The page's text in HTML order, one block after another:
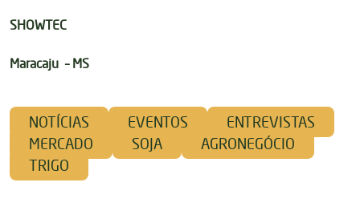
SHOWTEC
Maracaju – MS
NOTÍCIAS EVENTOS
ENTREVISTAS
MERCADO
SOJA
AGRONEGÓCIO
TRIGO